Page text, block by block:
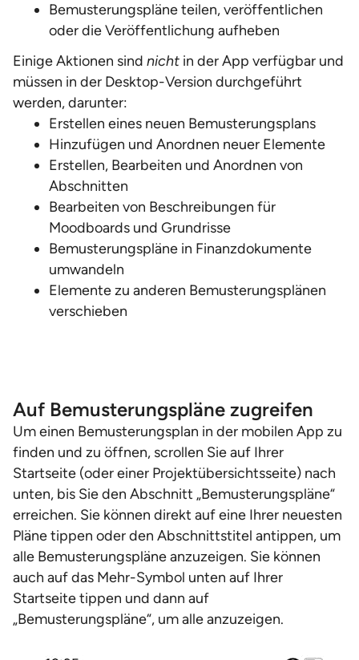
Bemusterungspläne teilen, veröffentlichen
oder die Veröffentlichung aufheben
Einige Aktionen sind nicht in der App verfügbar und
müssen in der Desktop-Version durchgeführt
werden, darunter:
Erstellen eines neuen Bemusterungsplans
Hinzufügen und Anordnen neuer Elemente
Erstellen, Bearbeiten und Anordnen von
Abschnitten
Bearbeiten von Beschreibungen für
Moodboards und Grundrisse
Bemusterungspläne in Finanzdokumente
umwandeln
Elemente zu anderen Bemusterungsplänen
verschieben
Auf Bemusterungspläne zugreifen
Um einen Bemusterungsplan in der mobilen App zu
finden und zu öffnen, scrollen Sie auf Ihrer
Startseite (oder einer Projektübersichtsseite) nach
unten, bis Sie den Abschnitt „Bemusterungspläne“
erreichen. Sie können direkt auf eine Ihrer neuesten
Pläne tippen oder den Abschnittstitel antippen, um
alle Bemusterungspläne anzuzeigen. Sie können
auch auf das Mehr-Symbol unten auf Ihrer
Startseite tippen und dann auf
„Bemusterungspläne“, um alle anzuzeigen.